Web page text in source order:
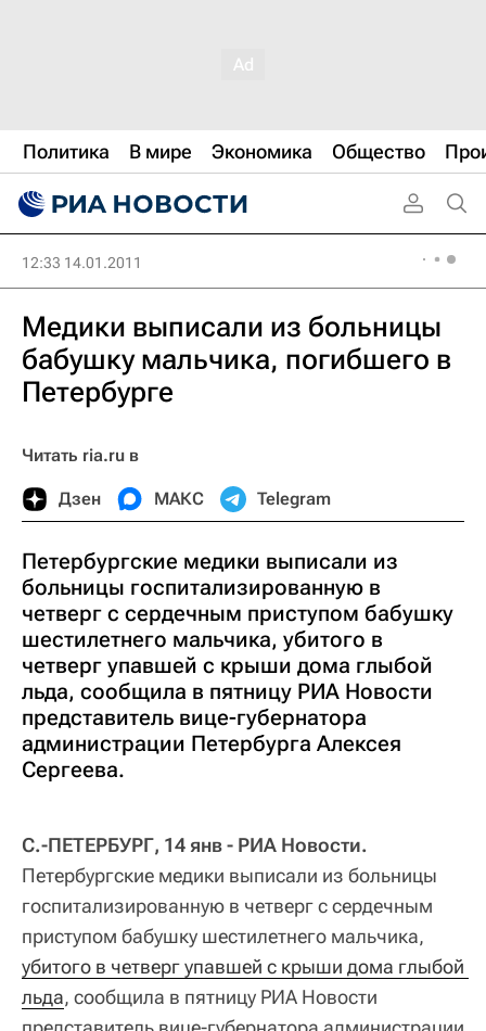
Политика В мире Экономика Общество
12:33 14.01.2011
Медики выписали из больницы
бабушку мальчика, погибшего в
Петербурге
Читать ria.ru в
Дзен МАКС Telegram
Петербургские медики выписали из
больницы госпитализированную в
четверг с сердечным приступом бабушку
шестилетнего мальчика, убитого в
четверг упавшей с крыши дома глыбой
льда, сообщила в пятницу РИА Новости
представитель вице-губернатора
администрации Петербурга Алексея
Сергеева.
С.-ПЕТЕРБУРГ, 14 янв - РИА Новости.
Петербургские медики выписали из больницы
госпитализированную в четверг с сердечным
приступом бабушку шестилетнего мальчика,
убитого в четверг упавшей с крыши дома глыбой
льда, сообщила в пятницу РИА Новости